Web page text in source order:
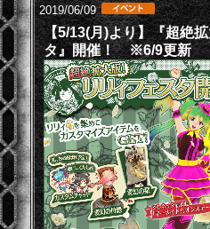
2019/06/09
【5/13(月)より】『超絶
タ』開催！ ※6/9更新